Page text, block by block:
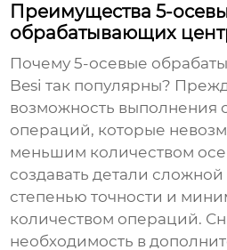
Преимущества 5-
обрабатывающих
Почему5-осевые
Besi так популярны?
возможность выполнения
операций, которые
меньшим количеством
создавать детали
степенью точности и
количеством операций.
необходимость в